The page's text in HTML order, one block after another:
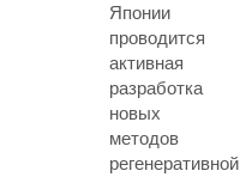
Японии
проводится
активная
разработка
новых
методов
регенеративной